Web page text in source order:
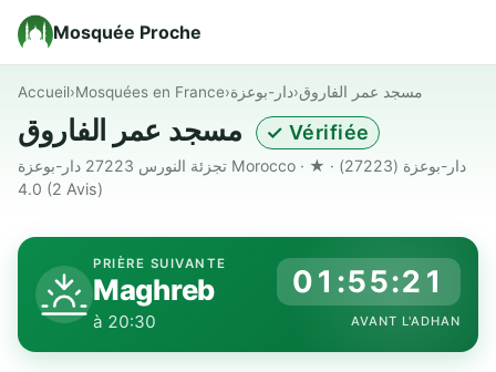
Mosquée Proche
Accueil›Mosquées en France›دار-بوعزة›مسجد عمر الفاروق
✓ Vérifiée
تجزئة النورس 27223 دار-بوعزة Morocco · دار-بوعزة (27223) · ★
(2 Avis)
PRIÈRE SUIVANTE
Maghreb
à 20:30
01:55:20
AVANT L'ADHAN